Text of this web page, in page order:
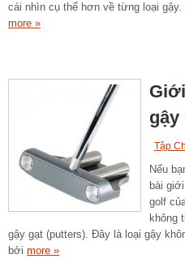
cái nhìn cụ thể hơn về từng loại
more »
gậy
Tập
Nếu
bài
golf
không
gậy gạt (putters). Đây là loại gậy
bởi more »